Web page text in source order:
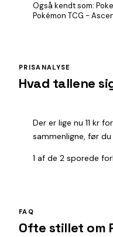
Også kendt som:
Pokémon TCG -
PRISANALYSE
Hvad tallene
Der er lige nu 11 kr
sammenligne, før du
1 af de 2 sporede
FAQ
Ofte stillet om